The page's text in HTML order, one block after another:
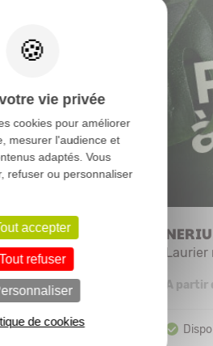
'Neguev'
Laurier
A partir
vie privée
cookies pour améliorer
mesurer l'audience et
adaptés. Vous
refuser ou personnaliser
accepter
refuser
de cookies